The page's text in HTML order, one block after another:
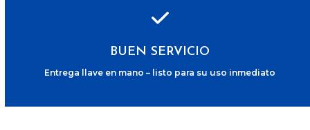
BUEN SERVICIO
Entrega llave en mano – listo para su uso inmediato